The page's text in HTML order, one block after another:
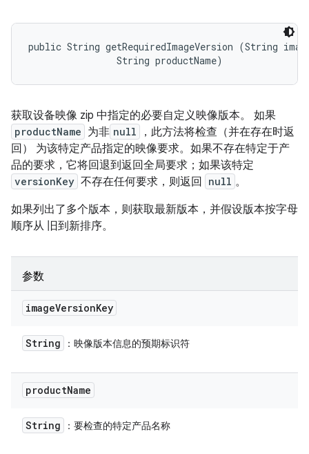
public String getRequiredImageVersion (String
                String productName)
获取设备映像 zip 中指定的必要自定义映像版本。 如果
productName 为非 null
，此方法将检查（并在存在时返
回） 为该特定产品指定的映像要求。如果不存在特定于产
品的要求，它将回退到返回全局要求；如果该特定
versionKey 不存在任何要求，则返回 null 。
如果列出了多个版本，则获取最新版本，并假设版本按字母
顺序从 旧到新排序。
参数
imageVersionKey
String ：映像版本信息的预期标识符
productName
String ：要检查的特定产品名称